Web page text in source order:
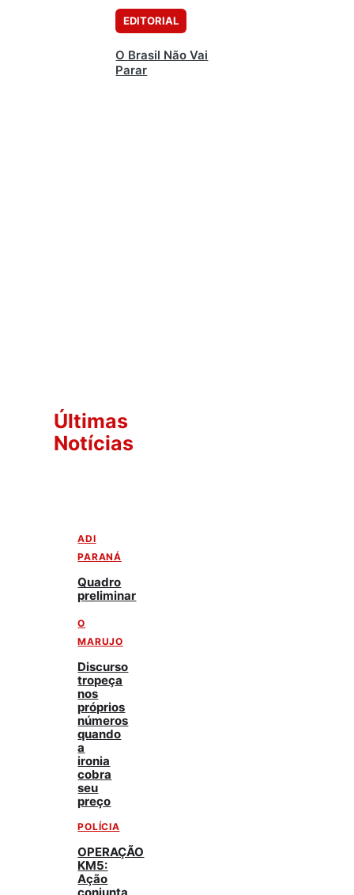
EDITORIAL
O Brasil Não Vai
Parar
Últimas
Notícias
ADI
PARANÁ
Quadro
preliminar
O
MARUJO
Discurso
tropeça
nos
próprios
números
quando
a
ironia
cobra
seu
preço
POLÍCIA
OPERAÇÃO
KM5:
Ação